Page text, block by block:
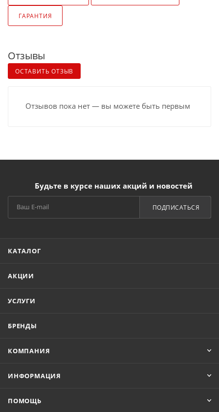
ГАРАНТИЯ
Отзывы
ОСТАВИТЬ ОТЗЫВ
Отзывов пока нет — вы можете быть первым
Будьте в курсе наших акций и новостей
ПОДПИСАТЬСЯ
КАТАЛОГ
АКЦИИ
УСЛУГИ
БРЕНДЫ
КОМПАНИЯ
ИНФОРМАЦИЯ
ПОМОЩЬ